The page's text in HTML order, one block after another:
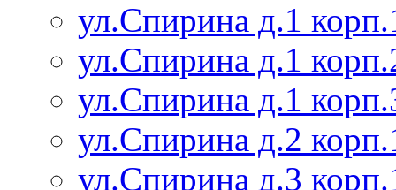
ул.Спирина д.1
ул.Спирина д.1
ул.Спирина д.1
ул.Спирина д.2
ул.Спирина д.3